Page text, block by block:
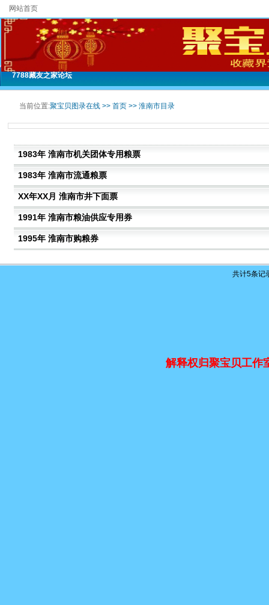
网站首页
7788藏友之家论坛
当前位置:聚宝贝图录在线 >> 首页 >> 淮南市目录
1983年 淮南市机关团体专用粮票
1983年 淮南市流通粮票
XX年XX月 淮南市井下面票
1991年 淮南市粮油供应专用券
1995年 淮南市购粮券
共计5条记
解释权归聚宝贝工作